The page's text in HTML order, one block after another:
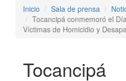
Inicio
Sala de prensa
Tocancipá conmemoró el
Víctimas de Homicidio y
Tocancipá